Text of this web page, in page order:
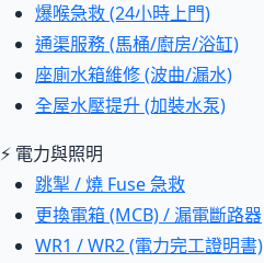
爆喉急救 (24小時上門)
通渠服務 (馬桶/廚房/浴缸)
座廁水箱維修 (波曲/漏水)
全屋水壓提升 (加裝水泵)
⚡ 電力與照明
跳掣 / 燒 Fuse 急救
更換電箱 (MCB) / 漏電斷路器
WR1 / WR2 (電力完工證明書)